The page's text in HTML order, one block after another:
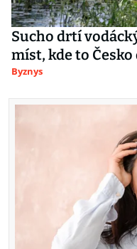
Sucho drtí
míst, kde to
Byznys